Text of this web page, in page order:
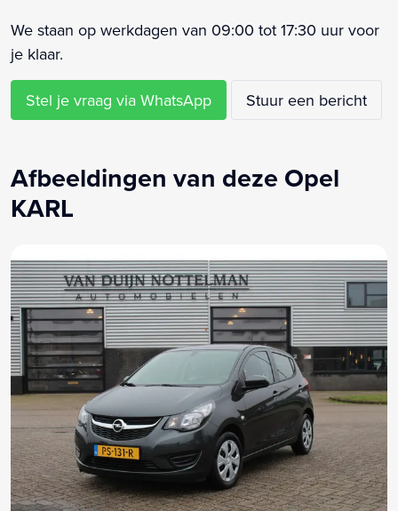
Elektronische remkrachtverdeling
Elektronisch Stabiliteits Programma
Hill hold functie
In hoogte verstelbare bestuurdersstoel (AH3)
Stuurbekrachtiging
Stuur multifunctioneel
We staan op werkdagen van 09:00 tot 17:30 uur voor
je klaar.
Stel je vraag via WhatsApp Stuur een bericht
Afbeeldingen van deze Opel
KARL